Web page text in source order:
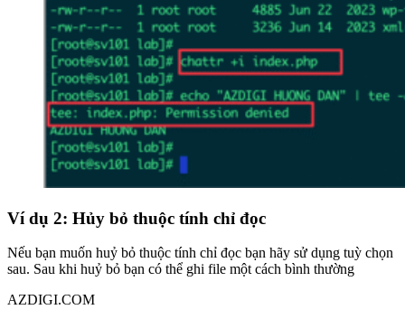
Ví dụ 2: Hủy bỏ thuộc tính chỉ đọc
Nếu bạn muốn huỷ bỏ thuộc tính chỉ đọc bạn hãy sử dụng tuỳ chọn
sau. Sau khi huỷ bỏ bạn có thể ghi file một cách bình thường
AZDIGI.COM